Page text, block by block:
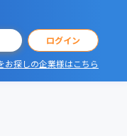
ログイン
お探しの企業様はこちら